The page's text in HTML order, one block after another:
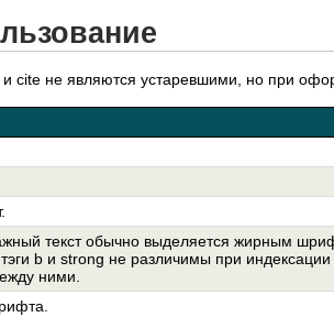
и cite не являются устаревшими, но при
текст обычно выделяется жирным
b и strong не различимы при
ними.